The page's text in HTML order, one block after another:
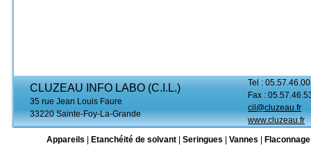
CLUZEAU INFO LABO (C.I.L.)
35 rue Jean Louis Faure
33220 Sainte-Foy-La-Grande
Tel :
Fax :
cil@cluzeau.fr
www.cluzeau.fr
Appareils
Etanchéité de solvant Seringues Vannes Flaconnage